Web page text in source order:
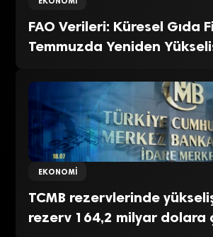
FAO Verileri: Küresel Gıda
Temmuzda Yeniden
EKONOMI
TCMB rezervlerinde
rezerv 164,2 milyar dolara